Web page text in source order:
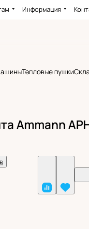
Информация
Тепловые пушки
Ammann